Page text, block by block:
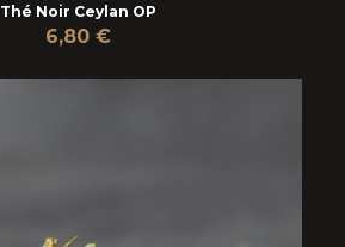
Thé Noir Ceylan OP
6,80 €